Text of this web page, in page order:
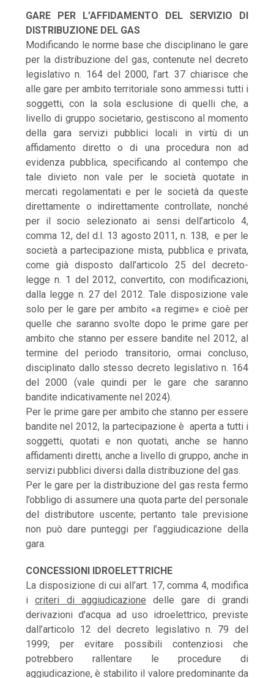
GARE PER L’AFFIDAMENTO DEL SERVIZIO DI
DISTRIBUZIONE DEL GAS
Modificando le norme base che disciplinano le gare
per la distribuzione del gas, contenute nel decreto
legislativo n. 164 del 2000, l’art. 37 chiarisce che
alle gare per ambito territoriale sono ammessi tutti i
soggetti, con la sola esclusione di quelli che, a
livello di gruppo societario, gestiscono al momento
della gara servizi pubblici locali in virtù di un
affidamento diretto o di una procedura non ad
evidenza pubblica, specificando al contempo che
tale divieto non vale per le società quotate in
mercati regolamentati e per le società da queste
direttamente o indirettamente controllate, nonché
per il socio selezionato ai sensi dell’articolo 4,
comma 12, del d.l. 13 agosto 2011, n. 138, e per le
società a partecipazione mista, pubblica e privata,
come già disposto dall’articolo 25 del decreto-
legge n. 1 del 2012, convertito, con modificazioni,
dalla legge n. 27 del 2012. Tale disposizione vale
solo per le gare per ambito «a regime» e cioè per
quelle che saranno svolte dopo le prime gare per
ambito che stanno per essere bandite nel 2012, al
termine del periodo transitorio, ormai concluso,
disciplinato dallo stesso decreto legislativo n. 164
del 2000 (vale quindi per le gare che saranno
bandite indicativamente nel 2024).
Per le prime gare per ambito che stanno per essere
bandite nel 2012, la partecipazione è aperta a tutti i
soggetti, quotati e non quotati, anche se hanno
affidamenti diretti, anche a livello di gruppo, anche in
servizi pubblici diversi dalla distribuzione del gas.
Per le gare per la distribuzione del gas resta fermo
l’obbligo di assumere una quota parte del personale
del distributore uscente; pertanto tale previsione
non può dare punteggi per l’aggiudicazione della
gara.
CONCESSIONI IDROELETTRICHE
La disposizione di cui all’art. 17, comma 4, modifica
icriteri di aggiudicazione delle gare di grandi
derivazioni d’acqua ad uso idroelettrico, previste
dall’articolo 12 del decreto legislativo n. 79 del
1999; per evitare possibili contenziosi che
potrebbero rallentare le procedure di
aggiudicazione, è stabilito il valore predominante da